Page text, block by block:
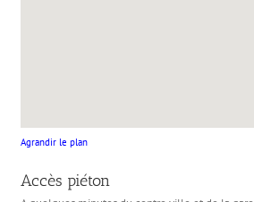
Agrandir le plan
Accès piéton